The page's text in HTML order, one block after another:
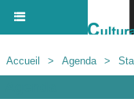
Accueil > Agenda >